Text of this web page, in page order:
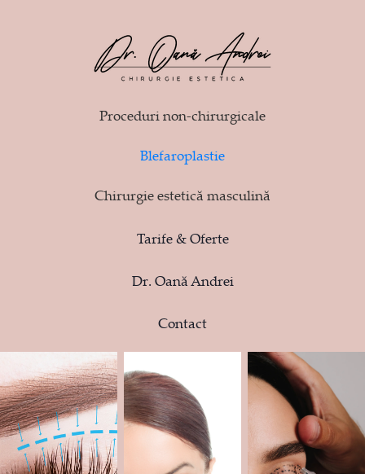
Proceduri non-chirurgicale
Blefaroplastie
Chirurgie estetică masculină
Tarife & Oferte
Dr. Oană Andrei
Contact